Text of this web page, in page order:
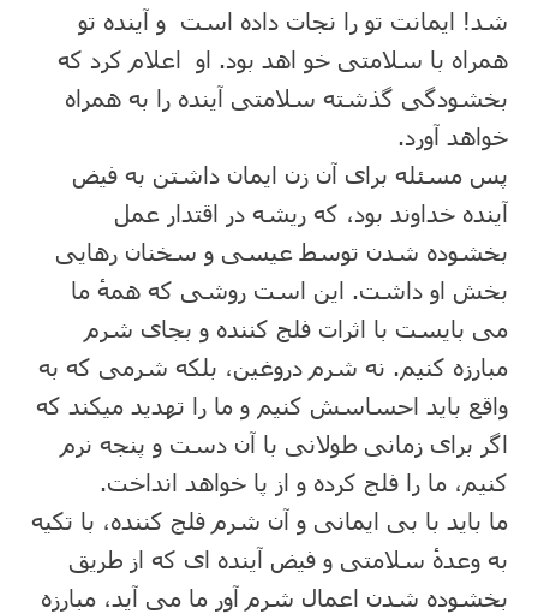
شد! ایمانت تو را نجات داده است و آینده تو
همراه با سلامتی خو اهد بود. او اعلام کرد که
بخشودگی گذشته سلامتی آینده را به همراه
خواهد آورد.
پس مسئله برای آن زن ایمان داشتن به فیض
آینده خداوند بود، که ریشه در اقتدار عمل
بخشوده شدن توسط عیسی و سخنان رهایی
بخش او داشت. این است روشی که همهٔ ما
می بایست با اثرات فلج کننده و بجای شرم
مبارزه کنیم. نه شرم دروغین، بلکه شرمی که به
واقع باید احساسش کنیم و ما را تهدید میکند که
اگر برای زمانی طولانی با آن دست و پنجه نرم
کنیم، ما را فلج کرده و از پا خواهد انداخت.
ما باید با بی ایمانی و آن شرم فلج کننده، با تکیه
به وعدهٔ سلامتی و فیض آینده ای که از طریق
بخشوده شدن اعمال شرم آور ما می آید، مبارزه